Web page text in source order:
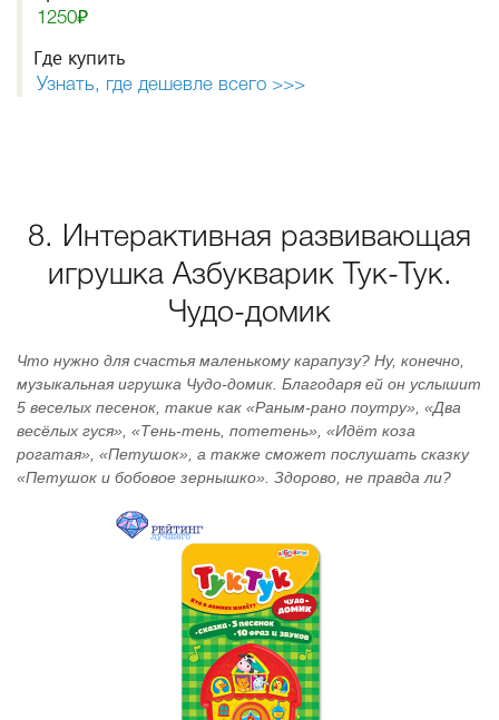
1250₽
Где купить
Узнать, где дешевле всего >>>
8. Интерактивная развивающая
игрушка Азбукварик Тук-Тук.
Чудо-домик
Что нужно для счастья маленькому карапузу? Ну, конечно,
музыкальная игрушка Чудо-домик. Благодаря ей он услышит
5 веселых песенок, такие как «Раным-рано поутру», «Два
весёлых гуся», «Тень-тень, потетень», «Идёт коза
рогатая», «Петушок», а также сможет послушать сказку
«Петушок и бобовое зернышко». Здорово, не правда ли?